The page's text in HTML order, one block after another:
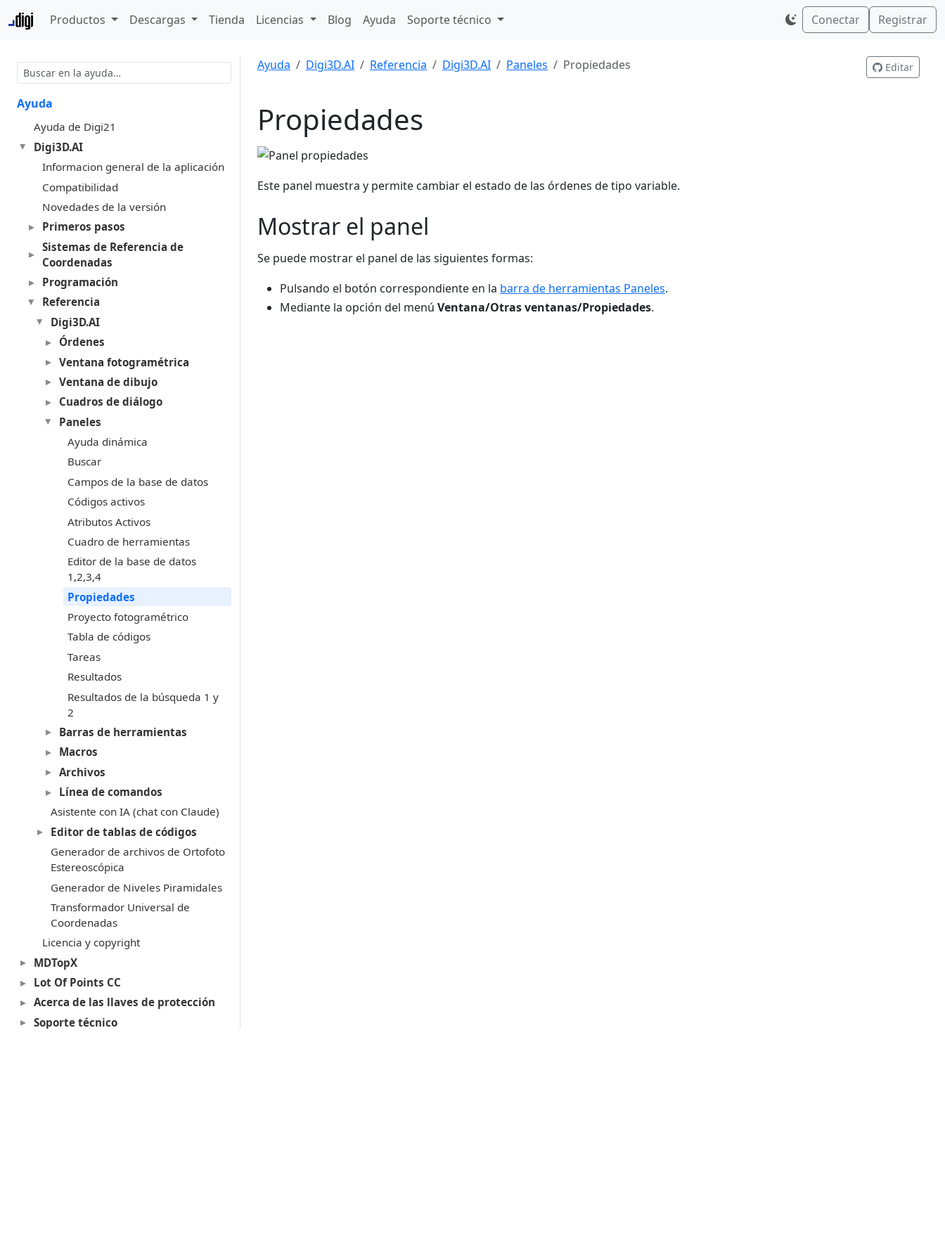
Productos Descargas Tienda Licencias Blog Ayuda Soporte técnico Conectar Registrar
Ayuda
Ayuda de Digi21
Digi3D.AI
Informacion general de la aplicación
Compatibilidad
Novedades de la versión
Primeros pasos
Sistemas de Referencia de
Coordenadas
Programación
Referencia
Digi3D.AI
Órdenes
Ventana fotogramétrica
Ventana de dibujo
Cuadros de diálogo
Paneles
Ayuda dinámica
Buscar
Campos de la base de datos
Códigos activos
Atributos Activos
Cuadro de herramientas
Editor de la base de datos
1,2,3,4
Propiedades
Proyecto fotogramétrico
Tabla de códigos
Tareas
Resultados
Resultados de la búsqueda 1 y
2
Barras de herramientas
Macros
Archivos
Línea de comandos
Asistente con IA (chat con Claude)
Editor de tablas de códigos
Generador de archivos de Ortofoto
Estereoscópica
Generador de Niveles Piramidales
Transformador Universal de
Coordenadas
Licencia y copyright
MDTopX
Lot Of Points CC
Acerca de las llaves de protección
Soporte técnico
Ayuda Digi3D.AI Referencia Digi3D.AI Paneles Propiedades Editar
Propiedades
Este panel muestra y permite cambiar el estado de las órdenes de tipo variable.
Mostrar el panel
Se puede mostrar el panel de las siguientes formas:
Pulsando el botón correspondiente en la barra de herramientas Paneles.
Mediante la opción del menú Ventana/Otras ventanas/Propiedades.